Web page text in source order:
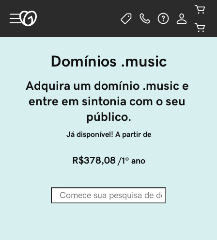
Domínios .music
Adquira um domínio .music e
entre em sintonia com o seu
público.
Já disponível! A partir de
R$378,08 /1º ano